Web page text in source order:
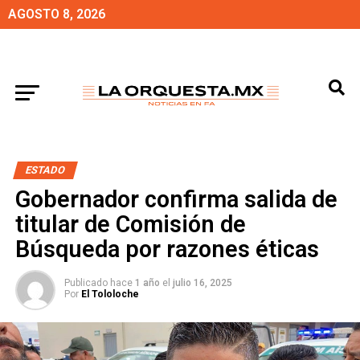
AGOSTO 8, 2026
ESTADO
Gobernador confirma salida de
titular de Comisión de
Búsqueda por razones éticas
Publicado hace 1 año el julio 16, 2025
Por El Tololoche